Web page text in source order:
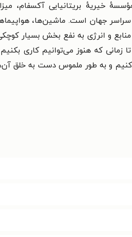
خیریهٔ بریتانیایی آکسفام،
در سراسر جهان است. ماشین‌ها،
و انرژی به نفع بخش بسیار
زمانی که هنوز می‌توانیم کاری
کنیم و به طور ملموس دست به خلق